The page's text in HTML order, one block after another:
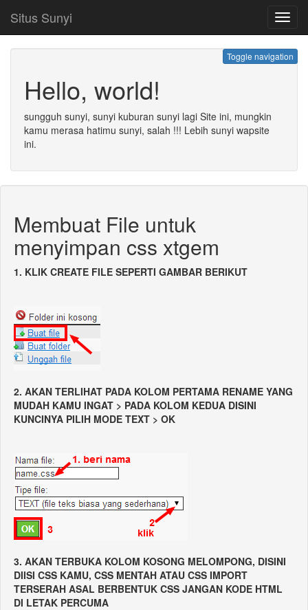
Situs Sunyi
Toggle navigation
Hello, world!
sungguh sunyi, sunyi kuburan sunyi lagi Site ini, mungkin
kamu merasa hatimu sunyi, salah !!! Lebih sunyi wapsite
ini.
Membuat File untuk
menyimpan css xtgem
1. KLIK CREATE FILE SEPERTI GAMBAR BERIKUT
2. AKAN TERLIHAT PADA KOLOM PERTAMA RENAME YANG
MUDAH KAMU INGAT > PADA KOLOM KEDUA DISINI
KUNCINYA PILIH MODE TEXT > OK
3. AKAN TERBUKA KOLOM KOSONG MELOMPONG, DISINI
DIISI CSS KAMU, CSS MENTAH ATAU CSS IMPORT
TERSERAH ASAL BERBENTUK CSS JANGAN KODE HTML
DI LETAK PERCUMA